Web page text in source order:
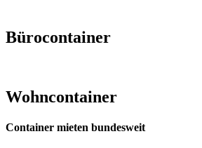
Bürocontainer
Wohncontainer
Container mieten bundesweit